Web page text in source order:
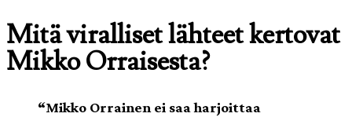
Mitä viralliset lähteet kertovat
Mikko Orraisesta?
“Mikko Orrainen ei saa harjoittaa